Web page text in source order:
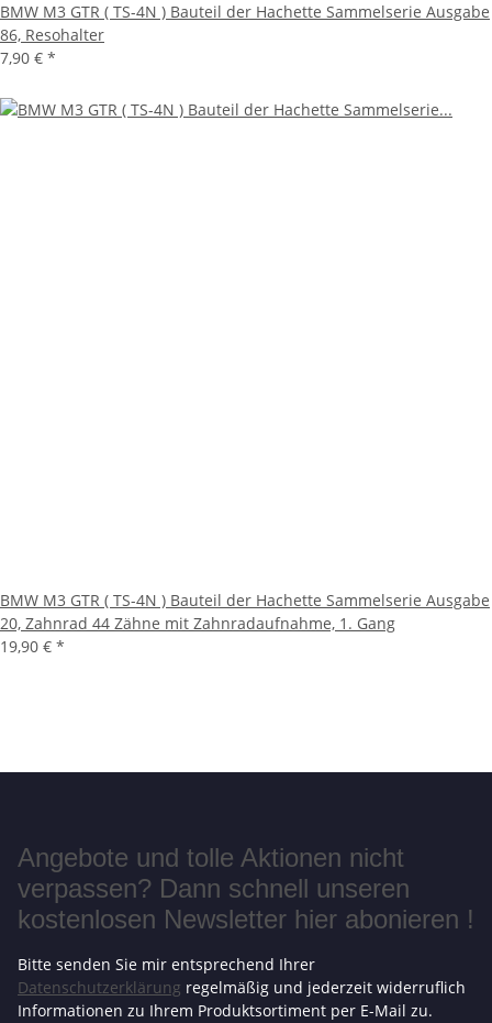
BMW M3 GTR ( TS-4N ) Bauteil der Hachette Sammelserie Ausgabe
86, Resohalter
7,90 € *
BMW M3 GTR ( TS-4N ) Bauteil der Hachette Sammelserie Ausgabe
20, Zahnrad 44 Zähne mit Zahnradaufnahme, 1. Gang
19,90 € *
Angebote und tolle Aktionen nicht
verpassen? Dann schnell unseren
kostenlosen Newsletter hier abonieren !
Bitte senden Sie mir entsprechend Ihrer
Datenschutzerklärung regelmäßig und jederzeit widerruflich
Informationen zu Ihrem Produktsortiment per E-Mail zu.